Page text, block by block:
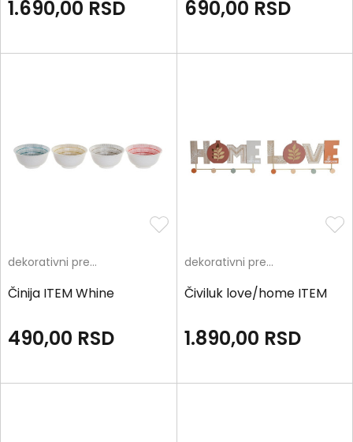
1.690,00 RSD 690,00 RSD
dekorativni predmeti
Činija ITEM Whine
490,00 RSD
dekorativni predmeti
Čiviluk love/home ITEM
1.890,00 RSD